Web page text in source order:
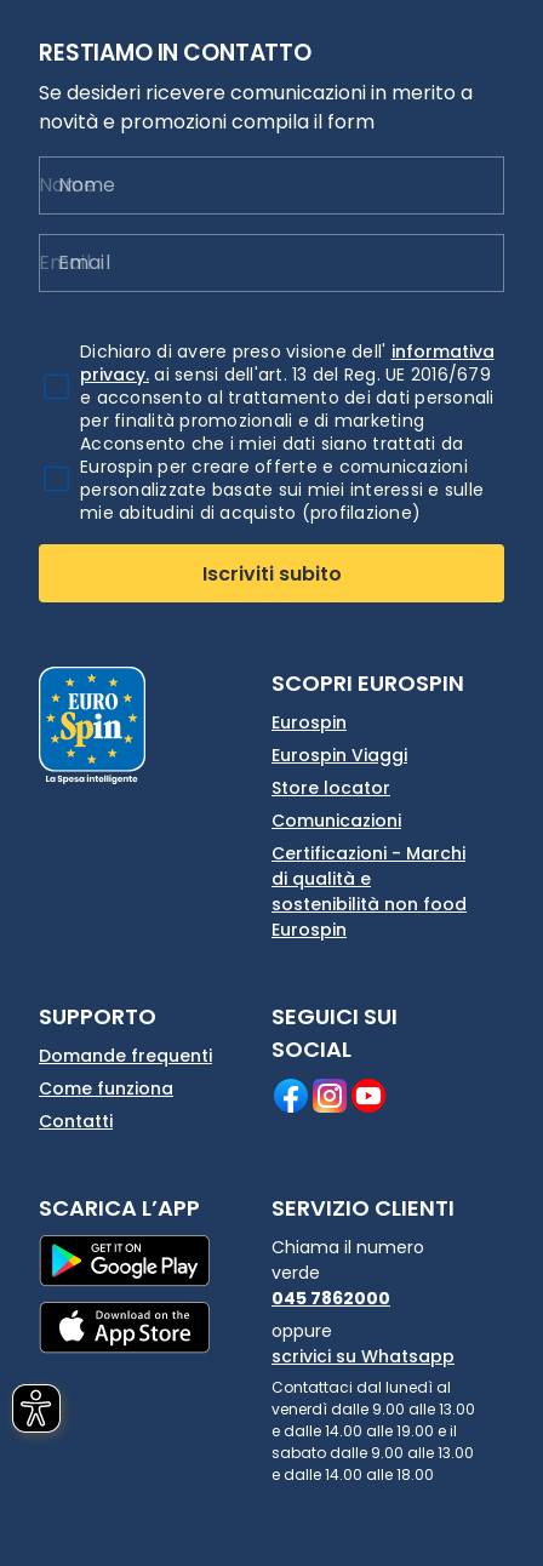
RESTIAMO IN CONTATTO
Se desideri ricevere comunicazioni in merito a
novità e promozioni compila il form
Nome
Email
Dichiaro di avere preso visione dell' informativa
privacy. ai sensi dell'art. 13 del Reg. UE 2016/679
e acconsento al trattamento dei dati personali
per finalità promozionali e di marketing
Acconsento che i miei dati siano trattati da
Eurospin per creare offerte e comunicazioni
personalizzate basate sui miei interessi e sulle
mie abitudini di acquisto (profilazione)
Iscriviti subito
SCOPRI EUROSPIN
Eurospin
Eurospin Viaggi
Store locator
Comunicazioni
Certificazioni - Marchi
di qualità e
sostenibilità non food
Eurospin
SUPPORTO
Domande frequenti
Come funziona
Contatti
SEGUICI SUI
SOCIAL
SCARICA L’APP SERVIZIO CLIENTI
Chiama il numero
verde
045 7862000
oppure
scrivici su Whatsapp
Contattaci dal lunedì al
venerdì dalle 9.00 alle 13.00
e dalle 14.00 alle 19.00 e il
sabato dalle 9.00 alle 13.00
e dalle 14.00 alle 18.00